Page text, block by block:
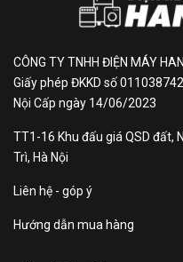
Bảo hành
PUJ611BB1E 3 VÙNG
CÔNG TY TNHH ĐIỆN MÁY
Giấy phép ĐKKD số
Nội Cấp ngày 14/06/2023
TT1-16 Khu đấu giá QSD đất,
Trì, Hà Nội
Liên hệ - góp ý
Hướng dẫn mua hàng